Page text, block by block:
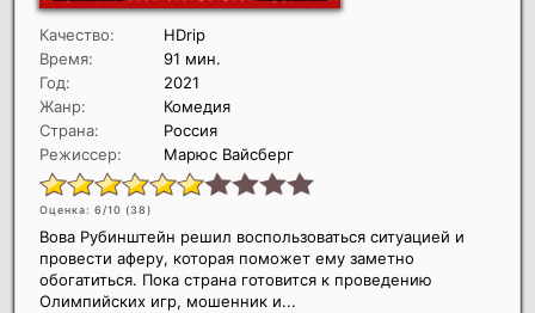
Качество:
HDrip
Время:
91 мин.
Год:
2021
Жанр:
Комедия
Страна:
Россия
Режиссер:
Марюс Вайсберг
Оценка: 6/10 (38)
Вова Рубинштейн решил воспользоваться ситуацией и
провести аферу, которая поможет ему заметно
обогатиться. Пока страна готовится к проведению
Олимпийских игр, мошенник и...